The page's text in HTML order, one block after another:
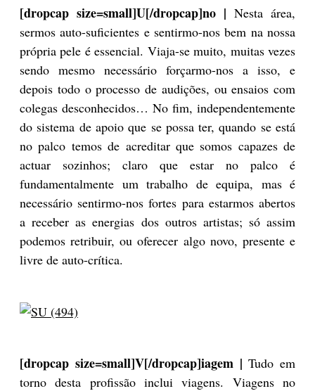
[dropcap size=small]U[/dropcap]no | Nesta área,
sermos auto-suficientes e sentirmo-nos bem na nossa
própria pele é essencial. Viaja-se muito, muitas vezes
sendo mesmo necessário forçarmo-nos a isso, e
depois todo o processo de audições, ou ensaios com
colegas desconhecidos… No fim, independentemente
do sistema de apoio que se possa ter, quando se está
no palco temos de acreditar que somos capazes de
actuar sozinhos; claro que estar no palco é
fundamentalmente um trabalho de equipa, mas é
necessário sentirmo-nos fortes para estarmos abertos
a receber as energias dos outros artistas; só assim
podemos retribuir, ou oferecer algo novo, presente e
livre de auto-crítica.
[dropcap size=small]V[/dropcap]iagem | Tudo em
torno desta profissão inclui viagens. Viagens no